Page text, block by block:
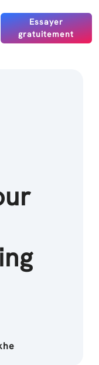
Essayer
gratuitement